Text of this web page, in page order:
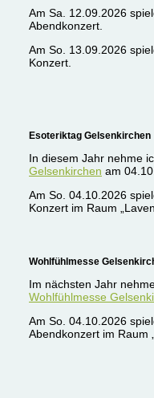
Am Sa. 12.09.2026
Abendkonzert.
Am So. 13.09.2026
Konzert.
Esoteriktag Gelsenkirchen
In diesem Jahr nehme
Gelsenkirchen am
Am So. 04.10.2026
Konzert im Raum
Wohlfühlmesse
Im nächsten Jahr
Wohlfühlmesse
Am So. 04.10.2026
Abendkonzert im Raum